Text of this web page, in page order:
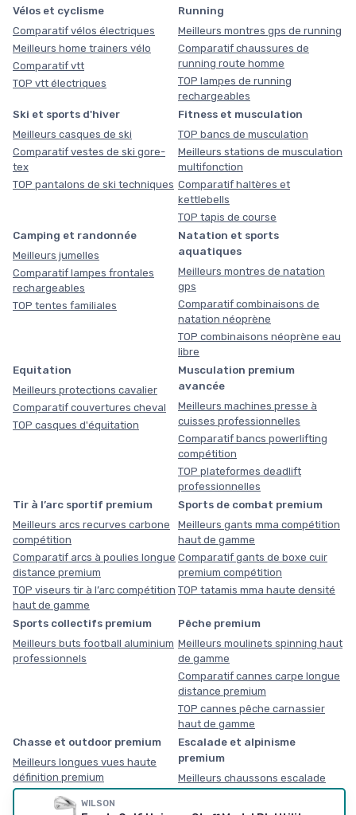
WILSON
Vélos et cyclisme
Comparatif vélos électriques
Meilleurs home trainers vélo
Comparatif vtt
TOP vtt électriques
Running
Meilleurs montres gps de running
Comparatif chaussures de
running route homme
TOP lampes de running
rechargeables
Ski et sports d'hiver
Meilleurs casques de ski
Comparatif vestes de ski gore-
tex
TOP pantalons de ski techniques
Fitness et musculation
TOP bancs de musculation
Meilleurs stations de musculation
multifonction
Comparatif haltères et
kettlebells
TOP tapis de course
Camping et randonnée
Meilleurs jumelles
Comparatif lampes frontales
rechargeables
TOP tentes familiales
Natation et sports
aquatiques
Meilleurs montres de natation
gps
Comparatif combinaisons de
natation néoprène
TOP combinaisons néoprène eau
libre
Equitation
Meilleurs protections cavalier
Comparatif couvertures cheval
TOP casques d'équitation
Musculation premium
avancée
Meilleurs machines presse à
cuisses professionnelles
Comparatif bancs powerlifting
compétition
TOP plateformes deadlift
professionnelles
Tir à l’arc sportif premium
Meilleurs arcs recurves carbone
compétition
Comparatif arcs à poulies longue
distance premium
TOP viseurs tir à l’arc compétition
haut de gamme
Sports de combat premium
Meilleurs gants mma compétition
haut de gamme
Comparatif gants de boxe cuir
premium compétition
TOP tatamis mma haute densité
Sports collectifs premium
Meilleurs buts football aluminium
professionnels
Pêche premium
Meilleurs moulinets spinning haut
de gamme
Comparatif cannes carpe longue
distance premium
TOP cannes pêche carnassier
haut de gamme
Chasse et outdoor premium
Meilleurs longues vues haute
définition premium
Comparatif glacières outdoor
haute performance
Escalade et alpinisme
premium
Meilleurs chaussons escalade
performance haut de gamme